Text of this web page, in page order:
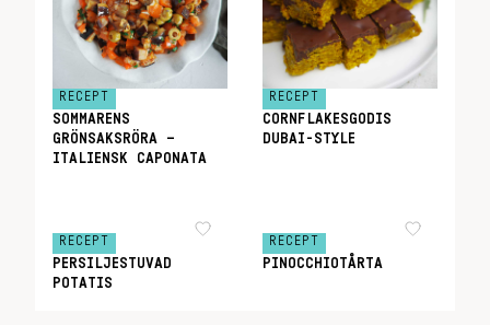
RECEPT
SOMMARENS
GRÖNSAKSRÖRA –
ITALIENSK CAPONATA
RECEPT
CORNFLAKESGODIS
DUBAI-STYLE
RECEPT
PERSILJESTUVAD
POTATIS
RECEPT
PINOCCHIOTÅRTA